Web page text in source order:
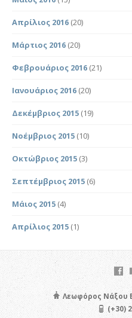
Απρίλιος 2016 (20)
Μάρτιος 2016 (20)
Φεβρουάριος 2016 (21)
Ιανουάριος 2016 (20)
Δεκέμβριος 2015 (19)
Νοέμβριος 2015 (10)
Οκτώβριος 2015 (3)
Σεπτέμβριος 2015 (6)
Μάιος 2015 (4)
Απρίλιος 2015 (1)
Λεωφόρος Νάξου
(+30)